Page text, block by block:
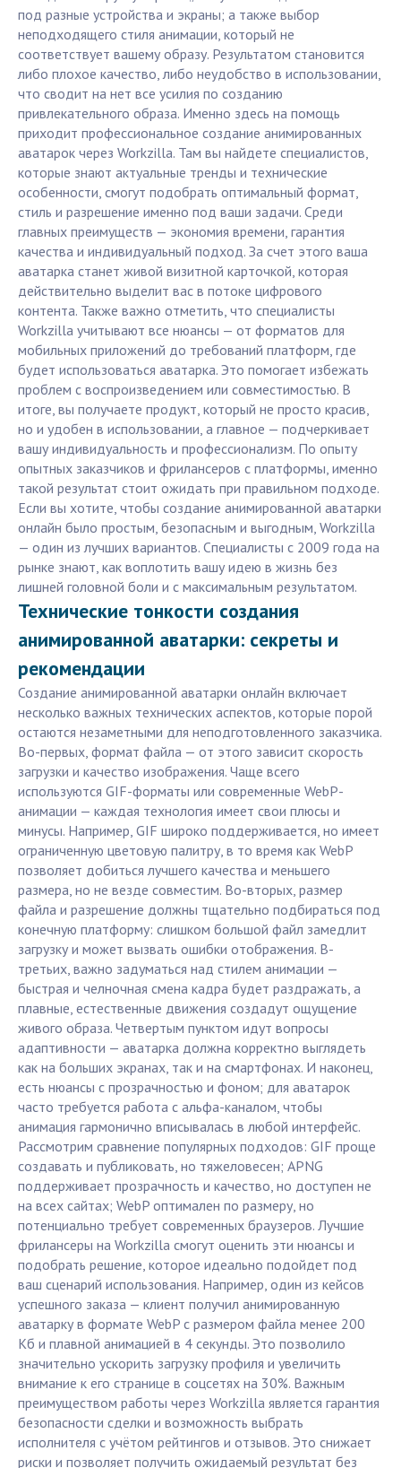
под разные устройства и экраны; а также выбор
неподходящего стиля анимации, который не
соответствует вашему образу. Результатом становится
либо плохое качество, либо неудобство в использовании,
что сводит на нет все усилия по созданию
привлекательного образа. Именно здесь на помощь
приходит профессиональное создание анимированных
аватарок через Workzilla. Там вы найдете специалистов,
которые знают актуальные тренды и технические
особенности, смогут подобрать оптимальный формат,
стиль и разрешение именно под ваши задачи. Среди
главных преимуществ — экономия времени, гарантия
качества и индивидуальный подход. За счет этого ваша
аватарка станет живой визитной карточкой, которая
действительно выделит вас в потоке цифрового
контента. Также важно отметить, что специалисты
Workzilla учитывают все нюансы — от форматов для
мобильных приложений до требований платформ, где
будет использоваться аватарка. Это помогает избежать
проблем с воспроизведением или совместимостью. В
итоге, вы получаете продукт, который не просто красив,
но и удобен в использовании, а главное — подчеркивает
вашу индивидуальность и профессионализм. По опыту
опытных заказчиков и фрилансеров с платформы, именно
такой результат стоит ожидать при правильном подходе.
Если вы хотите, чтобы создание анимированной аватарки
онлайн было простым, безопасным и выгодным, Workzilla
— один из лучших вариантов. Специалисты с 2009 года на
рынке знают, как воплотить вашу идею в жизнь без
лишней головной боли и с максимальным результатом.
Технические тонкости создания
анимированной аватарки: секреты и
рекомендации
Создание анимированной аватарки онлайн включает
несколько важных технических аспектов, которые порой
остаются незаметными для неподготовленного заказчика.
Во-первых, формат файла — от этого зависит скорость
загрузки и качество изображения. Чаще всего
используются GIF-форматы или современные WebP-
анимации — каждая технология имеет свои плюсы и
минусы. Например, GIF широко поддерживается, но имеет
ограниченную цветовую палитру, в то время как WebP
позволяет добиться лучшего качества и меньшего
размера, но не везде совместим. Во-вторых, размер
файла и разрешение должны тщательно подбираться под
конечную платформу: слишком большой файл замедлит
загрузку и может вызвать ошибки отображения. В-
третьих, важно задуматься над стилем анимации —
быстрая и челночная смена кадра будет раздражать, а
плавные, естественные движения создадут ощущение
живого образа. Четвертым пунктом идут вопросы
адаптивности — аватарка должна корректно выглядеть
как на больших экранах, так и на смартфонах. И наконец,
есть нюансы с прозрачностью и фоном; для аватарок
часто требуется работа с альфа-каналом, чтобы
анимация гармонично вписывалась в любой интерфейс.
Рассмотрим сравнение популярных подходов: GIF проще
создавать и публиковать, но тяжеловесен; APNG
поддерживает прозрачность и качество, но доступен не
на всех сайтах; WebP оптимален по размеру, но
потенциально требует современных браузеров. Лучшие
фрилансеры на Workzilla смогут оценить эти нюансы и
подобрать решение, которое идеально подойдет под
ваш сценарий использования. Например, один из кейсов
успешного заказа — клиент получил анимированную
аватарку в формате WebP с размером файла менее 200
Кб и плавной анимацией в 4 секунды. Это позволило
значительно ускорить загрузку профиля и увеличить
внимание к его странице в соцсетях на 30%. Важным
преимуществом работы через Workzilla является гарантия
безопасности сделки и возможность выбрать
исполнителя с учётом рейтингов и отзывов. Это снижает
риски и позволяет получить ожидаемый результат без